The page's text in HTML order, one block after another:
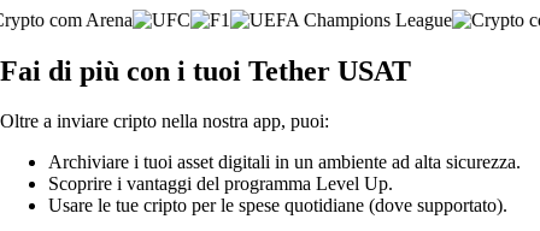
Fai di più con i tuoi Tether USAT
Oltre a inviare cripto nella nostra app, puoi:
Archiviare i tuoi asset digitali in un ambiente ad alta sicurezza.
Scoprire i vantaggi del programma Level Up.
Usare le tue cripto per le spese quotidiane (dove supportato).